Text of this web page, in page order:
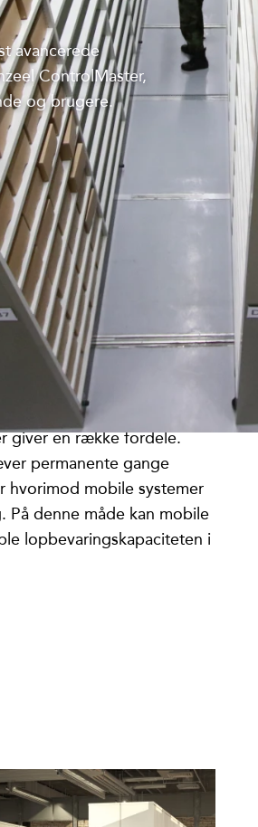
avancerede
ControlMaster,
og brugere.
giver en række fordele.
permanente gange
hvorimod mobile systemer
På denne måde kan mobile
lopbevaringskapaciteten i